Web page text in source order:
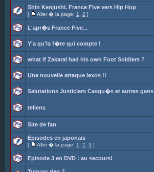
Shin Kenjushi. France Five vers Hip Hop
[ Aller � la page: 1 2 ]
L'apr�s France Five...
Y'a qu'la f�te qui compte !
what if Zakaral had his own Foot Soldiers ?
Une nouvelle attaque lexos !!
Salutations Justiciers Casqu�s et autres gens
reliens
Site de fan
Episodes en japonais
[ Aller � la page: 1 2 3 ]
Episode 3 en DVD : au secours!